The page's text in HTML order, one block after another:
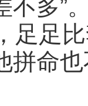
不多”
足足
拼命也